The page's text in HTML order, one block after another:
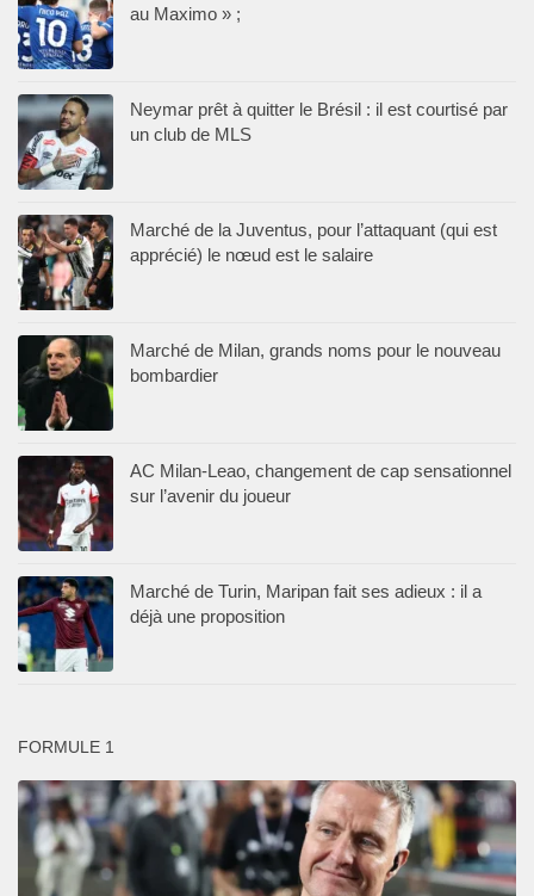
au Maximo » ;
Neymar prêt à quitter le Brésil : il est courtisé par
un club de MLS
Marché de la Juventus, pour l’attaquant (qui est
apprécié) le nœud est le salaire
Marché de Milan, grands noms pour le nouveau
bombardier
AC Milan-Leao, changement de cap sensationnel
sur l’avenir du joueur
Marché de Turin, Maripan fait ses adieux : il a
déjà une proposition
FORMULE 1